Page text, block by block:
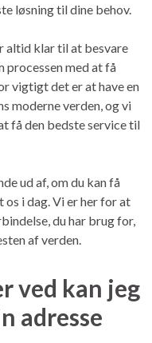
løsning til dine behov.
altid klar til at besvare
processen med at få
vigtigt det er at have en
moderne verden, og vi
få den bedste service til
ud af, om du kan få
os i dag. Vi er her for at
du har brug for,
af verden.
ved kan jeg
adresse